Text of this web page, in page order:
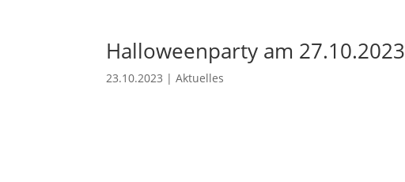
Halloweenparty am 27.10.2023
23.10.2023 |Aktuelles